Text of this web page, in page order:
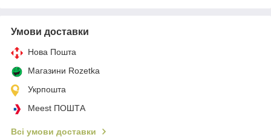
Умови доставки
Нова Пошта
Магазини Rozetka
Укрпошта
Meest ПОШТА
Всі умови доставки